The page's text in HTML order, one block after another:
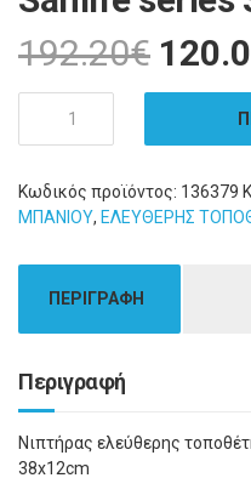
192.20€
Κωδικός προϊόντος: 136379
ΜΠΑΝΙΟΥ, ΕΛΕΥΘΕΡΗΣ
ΠΕΡΙΓΡΑΦΗ
Περιγραφή
Νιπτήρας ελεύθερης
38x12cm